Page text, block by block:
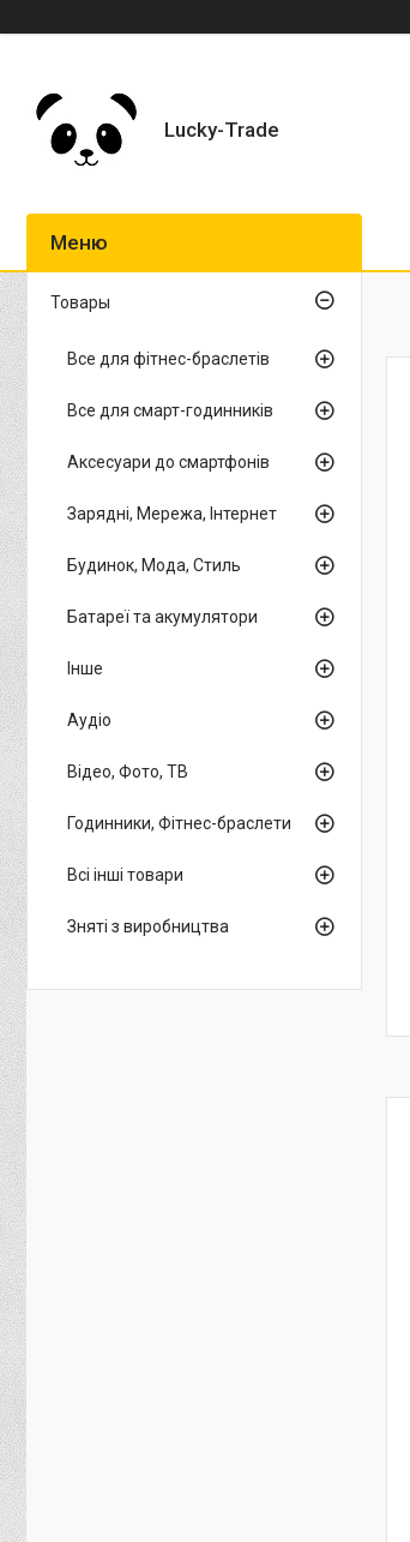
Lucky-Trade
Товары
Все для фітнес-браслетів
Все для смарт-годинників
Аксесуари до смартфонів
Зарядні, Мережа, Інтернет
Будинок, Мода, Стиль
Батареї та акумулятори
Інше
Аудіо
Відео, Фото, ТВ
Годинники, Фітнес-браслети
Всі інші товари
Зняті з виробництва